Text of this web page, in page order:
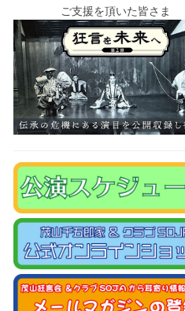
ご支援を頂いた皆さま